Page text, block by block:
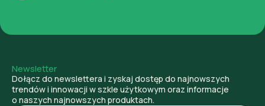
Newsletter
Dołącz do newslettera i zyskaj dostęp do najnowszych
trendów i innowacji w szkle użytkowym oraz informacje
o naszych najnowszych produktach.